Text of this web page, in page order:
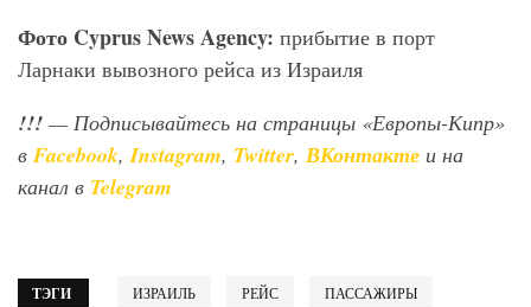
Фото CyprusNewsAgency: прибытие в порт
Ларнаки вывозного рейса из Израиля
!!! — Подписывайтесь на страницы «Европы-Кипр»
вFacebook,Instagram, Twitter, ВКонтакте и на
канал в Telegram
ТЭГИ ИЗРАИЛЬ РЕЙС ПАССАЖИРЫ